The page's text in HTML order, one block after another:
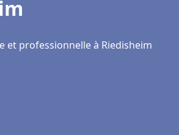
et professionnelle à Riedisheim